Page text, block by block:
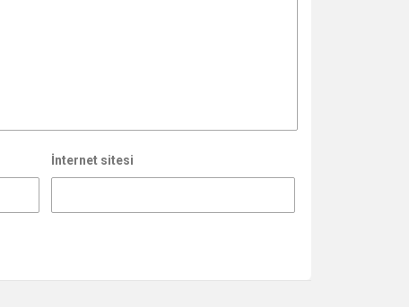
İnternet sitesi